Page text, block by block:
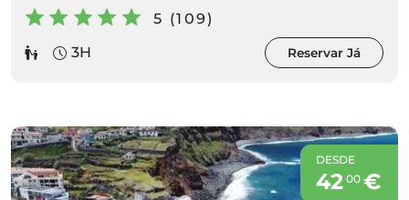
5 (109)
3H
Reservar Já
DESDE
42 00€